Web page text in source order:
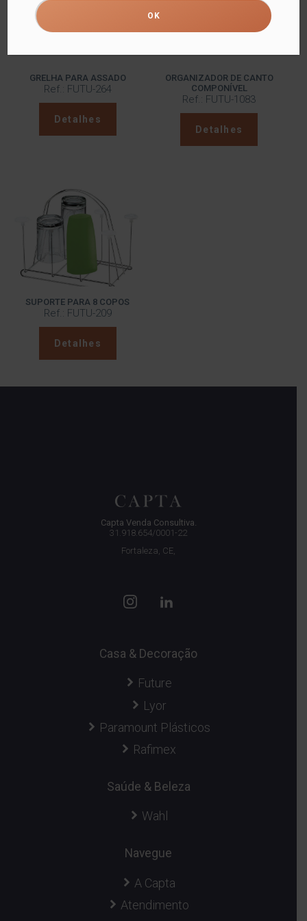
GRELHA PARA ASSADO
Ref.: FUTU-264
Detalhes
ORGANIZADOR DE CANTO
COMPONÍVEL
Ref.: FUTU-1083
Detalhes
SUPORTE PARA 8 COPOS
Ref.: FUTU-209
Detalhes
Capta Venda Consultiva.
31.918.654/0001-22
Fortaleza, CE,
Casa & Decoração
Future
Lyor
Paramount Plásticos
Rafimex
Saúde & Beleza
Wahl
Navegue
A Capta
Atendimento